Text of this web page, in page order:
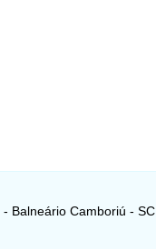
Balneário Camboriú - SC